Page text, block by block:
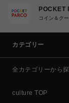
POCKET
コイン＆ク
カテゴリー
全カテゴリーから
culture TOP